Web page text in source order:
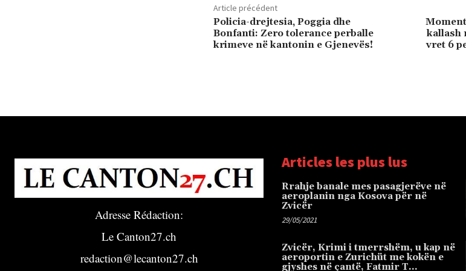
Article précédent
Policia-drejtesia, Poggia dhe
Bonfanti: Zero tolerance perballe
krimeve në kantonin e Gjenevës!
kallash
vret 6
Adresse Rédaction:
Le Canton27.ch
redaction@lecanton27.ch
Articles les plus lus
Rrahje banale mes pasagjerëve në
aeroplanin nga Kosova për në
Zvicër
29/05/2021
Zvicër, Krimi i tmerrshëm, u kap në
aeroportin e Zurichüt me kokën e
gjyshes në çantë, Fatmir T…